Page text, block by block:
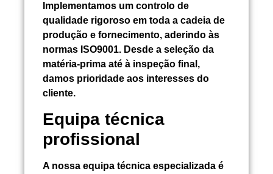
Implementamos um controlo de
qualidade rigoroso em toda a cadeia de
produção e fornecimento, aderindo às
normas ISO9001. Desde a seleção da
matéria-prima até à inspeção final,
damos prioridade aos interesses do
cliente.
Equipa técnica
profissional
A nossa equipa técnica especializada é